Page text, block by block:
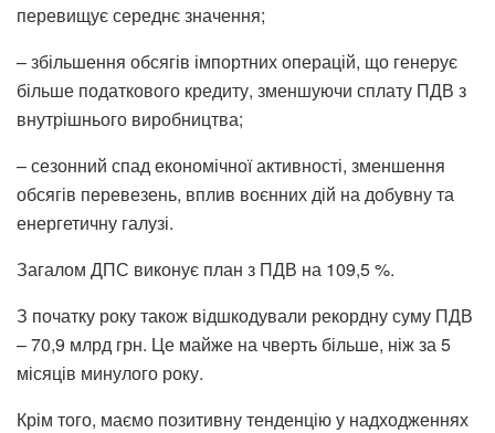
перевищує середнє значення;
– збільшення обсягів імпортних операцій, що генерує
більше податкового кредиту, зменшуючи сплату ПДВ з
внутрішнього виробництва;
– сезонний спад економічної активності, зменшення
обсягів перевезень, вплив воєнних дій на добувну та
енергетичну галузі.
Загалом ДПС виконує план з ПДВ на 109,5 %.
З початку року також відшкодували рекордну суму ПДВ
– 70,9 млрд грн. Це майже на чверть більше, ніж за 5
місяців минулого року.
Крім того, маємо позитивну тенденцію у надходженнях